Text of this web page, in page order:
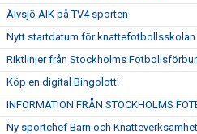
Älvsjö AIK på TV4 sporten
Nytt startdatum för knattefotbollsskolan
Riktlinjer från Stockholms
Köp en digital Bingolott!
INFORMATION FRÅN STOCKHOLMS
Ny sportchef Barn och